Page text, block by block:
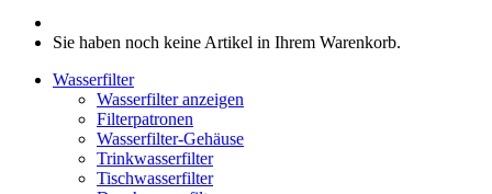
Sie haben noch keine Artikel in Ihrem Warenkorb.
Wasserfilter
Wasserfilter anzeigen
Filterpatronen
Wasserfilter-Gehäuse
Trinkwasserfilter
Tischwasserfilter